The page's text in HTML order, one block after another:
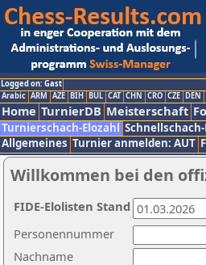
Logged on: Gast
Arabic ARM AZE BIH BUL CAT CHN CRO CZE DEN
Home TurnierDB Meisterschaft
Turnierschach-Elozahl
Allgemeines Turnier anmelden: AUT
Willkommen bei den
Nachname
Personennummer
FIDE-Elolisten Stand